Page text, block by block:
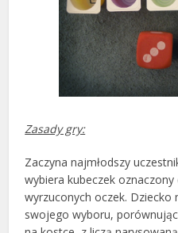
Zasady gry:
Zaczyna najmłodszy
wybiera kubeczek
wyrzuconych oczek.
swojego wyboru,